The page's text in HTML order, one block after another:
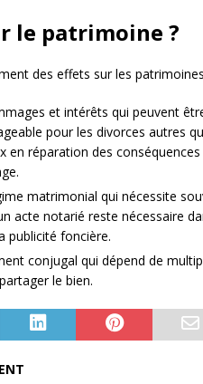
le patrimoine ?
des effets sur les
et intérêts qui peuvent
pour les divorces autres
en réparation des
matrimonial qui nécessite
acte notarié reste nécessaire
publicité foncière.
conjugal qui dépend de
le bien.